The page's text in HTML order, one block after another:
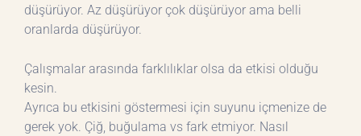
düşürüyor. Az düşürüyor çok düşürüyor ama belli
oranlarda düşürüyor.
Çalışmalar arasında farklılıklar olsa da etkisi olduğu
kesin.
Ayrıca bu etkisini göstermesi için suyunu içmenize de
gerek yok. Çiğ, buğulama vs fark etmiyor. Nasıl